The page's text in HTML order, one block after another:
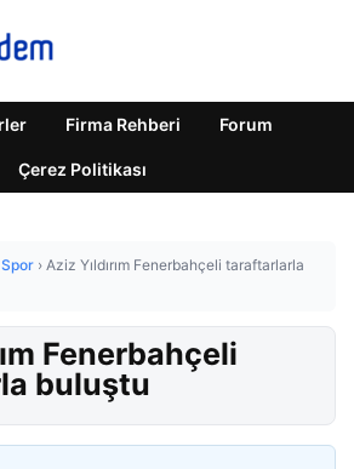
Firma Rehberi Forum
Çerez Politikası
Spor › Aziz Yıldırım Fenerbahçeli taraftarlarla
Fenerbahçeli
buluştu